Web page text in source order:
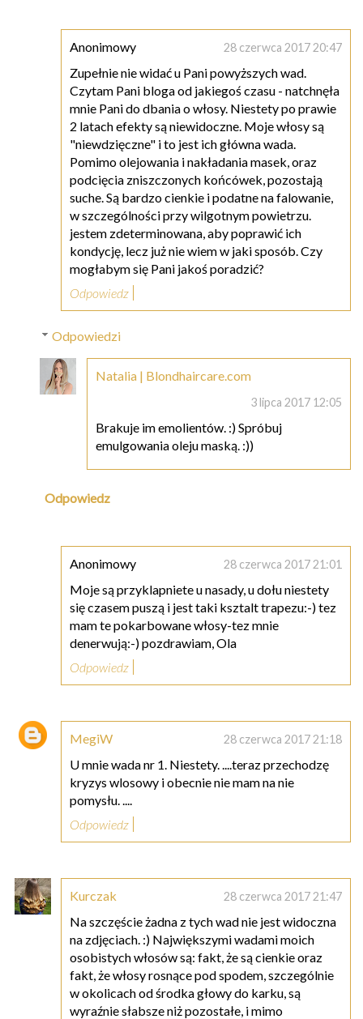
Anonimowy 28 czerwca 2017 20:47
Zupełnie nie widać u Pani powyższych wad.
Czytam Pani bloga od jakiegoś czasu - natchnęła
mnie Pani do dbania o włosy. Niestety po prawie
2 latach efekty są niewidoczne. Moje włosy są
"niewdzięczne" i to jest ich główna wada.
Pomimo olejowania i nakładania masek, oraz
podcięcia zniszczonych końcówek, pozostają
suche. Są bardzo cienkie i podatne na falowanie,
w szczególności przy wilgotnym powietrzu.
jestem zdeterminowana, aby poprawić ich
kondycję, lecz już nie wiem w jaki sposób. Czy
mogłabym się Pani jakoś poradzić?
Odpowiedz
Odpowiedzi
Natalia | Blondhaircare.com
3 lipca 2017 12:05
Brakuje im emolientów. :) Spróbuj
emulgowania oleju maską. :))
Odpowiedz
Anonimowy 28 czerwca 2017 21:01
Moje są przyklapniete u nasady, u dołu niestety
się czasem puszą i jest taki ksztalt trapezu:-) tez
mam te pokarbowane włosy-tez mnie
denerwują:-) pozdrawiam, Ola
Odpowiedz
MegiW 28 czerwca 2017 21:18
U mnie wada nr 1. Niestety. ....teraz przechodzę
kryzys wlosowy i obecnie nie mam na nie
pomysłu. ....
Odpowiedz
Kurczak 28 czerwca 2017 21:47
Na szczęście żadna z tych wad nie jest widoczna
na zdjęciach. :) Największymi wadami moich
osobistych włosów są: fakt, że są cienkie oraz
fakt, że włosy rosnące pod spodem, szczególnie
w okolicach od środka głowy do karku, są
wyraźnie słabsze niż pozostałe, i mimo